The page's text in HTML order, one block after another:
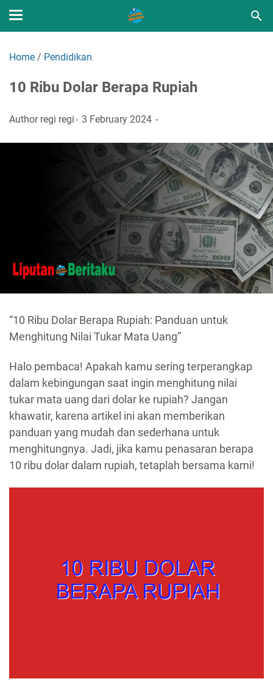
Home / Pendidikan
10 Ribu Dolar Berapa Rupiah
Author regi regi 3 February 2024
“10 Ribu Dolar Berapa Rupiah: Panduan untuk
Menghitung Nilai Tukar Mata Uang”
Halo pembaca! Apakah kamu sering terperangkap
dalam kebingungan saat ingin menghitung nilai
tukar mata uang dari dolar ke rupiah? Jangan
khawatir, karena artikel ini akan memberikan
panduan yang mudah dan sederhana untuk
menghitungnya. Jadi, jika kamu penasaran berapa
10 ribu dolar dalam rupiah, tetaplah bersama kami!